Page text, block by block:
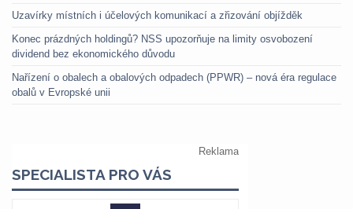
Uzavírky místních i účelových komunikací a zřizování objížděk
Konec prázdných holdingů? NSS upozorňuje na limity osvobození
dividend bez ekonomického důvodu
Nařízení o obalech a obalových odpadech (PPWR) – nová éra regulace
obalů v Evropské unii